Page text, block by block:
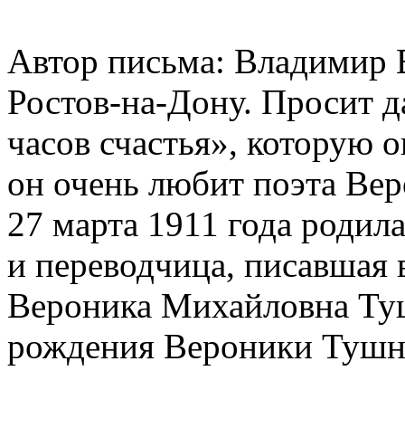
Автор письма: Владимир
Ростов-на-Дону. Просит
часов счастья», которую
он очень любит поэта
27 марта 1911 года
и переводчица,
Вероника Михайловна
рождения Вероники